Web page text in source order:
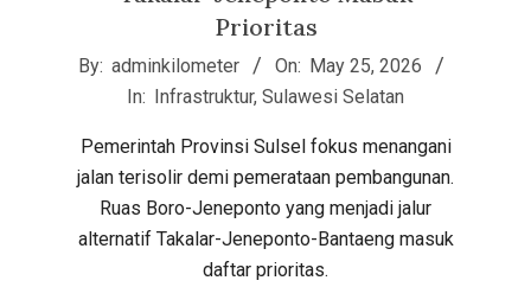
Prioritas
2026-
By: adminkilometer On: May 25, 2026
In:
Infrastruktur, Sulawesi Selatan
Pemerintah Provinsi Sulsel fokus menangani
jalan terisolir demi pemerataan pembangunan.
Ruas Boro-Jeneponto yang menjadi jalur
alternatif Takalar-Jeneponto-Bantaeng masuk
daftar prioritas.